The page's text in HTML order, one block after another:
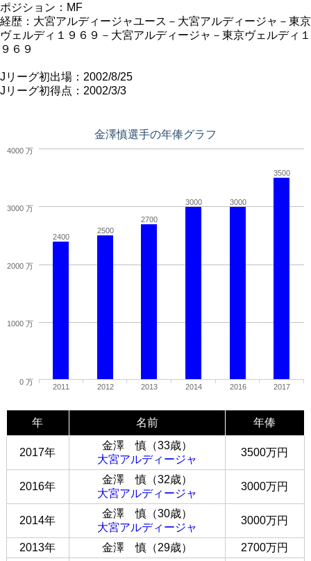
ポジション：MF
経歴：大宮アルディージャユース－大宮アルディージャ－東京
ヴェルディ１９６９－大宮アルディージャ－東京ヴェルディ１
９６９
Jリーグ初出場：2002/8/25
Jリーグ初得点：2002/3/3
金澤慎選手の年俸グラフ
2400
2500
2700
3000 3000
3500
2011 2012 2013 2014 2016 2017
0 万
1000 万
2000 万
3000 万
4000 万
年 名前 年俸
2017年
金澤 慎（33歳）
大宮アルディージャ
3500万円
2016年
金澤 慎（32歳）
大宮アルディージャ
3000万円
2014年
金澤 慎（30歳）
大宮アルディージャ
3000万円
2013年 金澤 慎（29歳） 2700万円